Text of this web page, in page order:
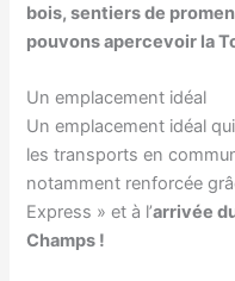
bois, sentiers de
pouvons apercevoir la
Un emplacement idéal
Un emplacement idéal
les transports en
notamment renforcée
Express » et à l’arrivée
Champs !